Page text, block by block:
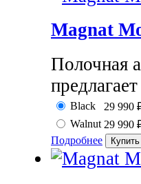
Magnat
Полочная
Black 29 990
Walnut 29 990
Подробнее